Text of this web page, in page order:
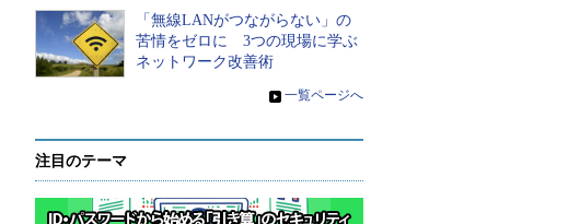
「無線LANがつながらない」の
苦情をゼロに 3つの現場に学ぶ
ネットワーク改善術
» 一覧ページへ
注目のテーマ